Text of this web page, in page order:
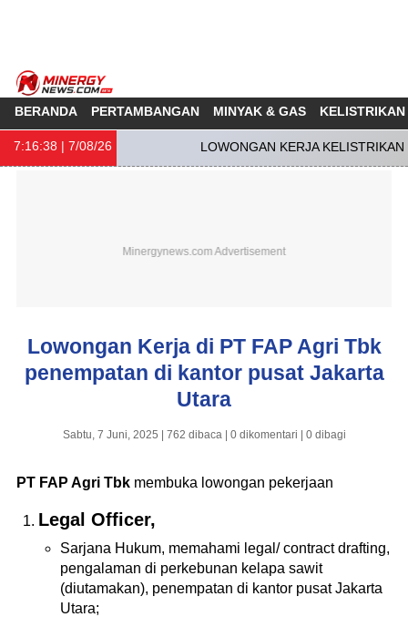
BERANDA PERTAMBANGAN MINYAK & GAS KELISTRIKAN
7:16:38 | 7/08/26 LOWONGAN KERJA KELISTRIKAN
Lowongan Kerja di PT FAP Agri Tbk
penempatan di kantor pusat Jakarta
Utara
Sabtu, 7 Juni, 2025 | 762 dibaca | 0 dikomentari | 0 dibagi
PT FAP Agri Tbk membuka lowongan pekerjaan
Legal Officer,
Sarjana Hukum, memahami legal/ contract drafting,
pengalaman di perkebunan kelapa sawit
(diutamakan), penempatan di kantor pusat Jakarta
Utara;